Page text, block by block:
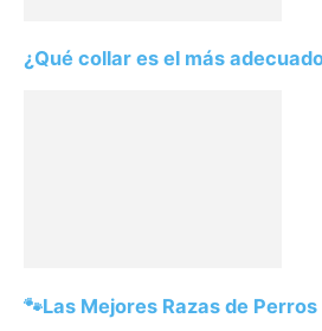
¿Qué collar es el más
🐾Las Mejores Razas de